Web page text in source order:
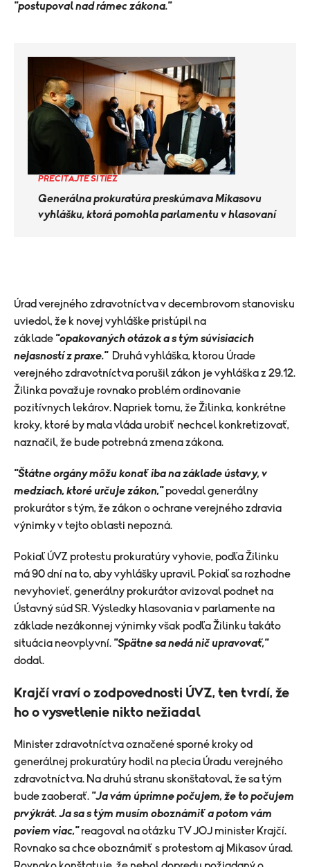
"postupoval nad rámec zákona."
PREČÍTAJTE SI TIEŽ
Generálna prokuratúra preskúmava Mikasovu
vyhlášku, ktorá pomohla parlamentu v hlasovaní
Úrad verejného zdravotníctva v decembrovom stanovisku
uviedol, že k novej vyhláške pristúpil na
základe "opakovaných otázok a s tým súvisiacich
nejasností z praxe." Druhá vyhláška, ktorou Úrade
verejného zdravotníctva porušil zákon je vyhláška z 29.12.
Žilinka považuje rovnako problém ordinovanie
pozitívnych lekárov. Napriek tomu, že Žilinka, konkrétne
kroky, ktoré by mala vláda urobiť nechcel konkretizovať,
naznačil, že bude potrebná zmena zákona.
"Štátne orgány môžu konať iba na základe ústavy, v
medziach, ktoré určuje zákon,"povedal generálny
prokurátor s tým, že zákon o ochrane verejného zdravia
výnimky v tejto oblasti nepozná.
Pokiaľ ÚVZ protestu prokuratúry vyhovie, podľa Žilinku
má 90 dní na to, aby vyhlášky upravil. Pokiaľ sa rozhodne
nevyhovieť, generálny prokurátor avizoval podnet na
Ústavný súd SR. Výsledky hlasovania v parlamente na
základe nezákonnej výnimky však podľa Žilinku takáto
situácia neovplyvní. "Spätne sa nedá nič upravovať,"
dodal.
Krajčí vraví o zodpovednosti ÚVZ, ten tvrdí, že
ho o vysvetlenie nikto nežiadal
Minister zdravotníctva označené sporné kroky od
generálnej prokuratúry hodil na plecia Úradu verejného
zdravotníctva. Na druhú stranu skonštatoval, že sa tým
bude zaoberať. "Ja vám úprimne počujem, že to počujem
prvýkrát. Ja sa s tým musím oboznámiť a potom vám
poviem viac,"reagoval na otázku TV JOJ minister Krajčí.
Rovnako sa chce oboznámiť s protestom aj Mikasov úrad.